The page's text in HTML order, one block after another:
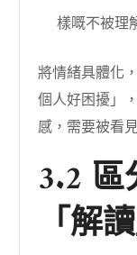
樣嘅不被理
將情緒具體化
個人好困擾」
感，需要被看
3.2
「解讀